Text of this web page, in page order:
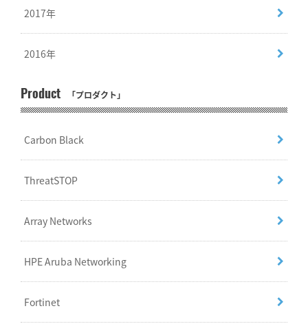
2017年
2016年
Product 「プロダクト」
Carbon Black
ThreatSTOP
Array Networks
HPE Aruba Networking
Fortinet